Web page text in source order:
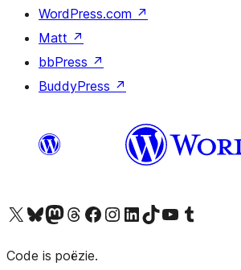
WordPress.com ↗
Matt ↗
bbPress ↗
BuddyPress ↗
Bezoek ons X (voorheen Twitter) account
Bezoek ons Bluesky account
Bezoek ons Mastodon account
Bezoek ons Threads account
Onze Facebook pagina bezoeken
Bezoek ons Instagram account
Bezoek ons LinkedIn account
Bezoek ons TikTok account
Bezoek ons YouTube kanaalBezoek ons Tumblr account
Code is poëzie.